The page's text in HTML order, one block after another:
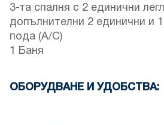
3-та спалня с 2 единични
допълнителни 2 единични и
пода (A/C)
1 Баня
ОБОРУДВАНЕ И УДОБСТВА: